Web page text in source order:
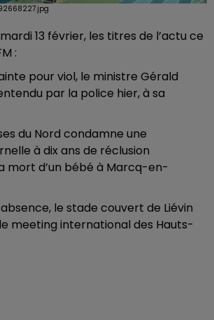
13 février, les titres de l’actu ce
:
pour viol, le ministre Gérald
par la police hier, à sa
du Nord condamne une
à dix ans de réclusion
mort d’un bébé à Marcq-en-
le stade couvert de Liévin
meeting international des Hauts-